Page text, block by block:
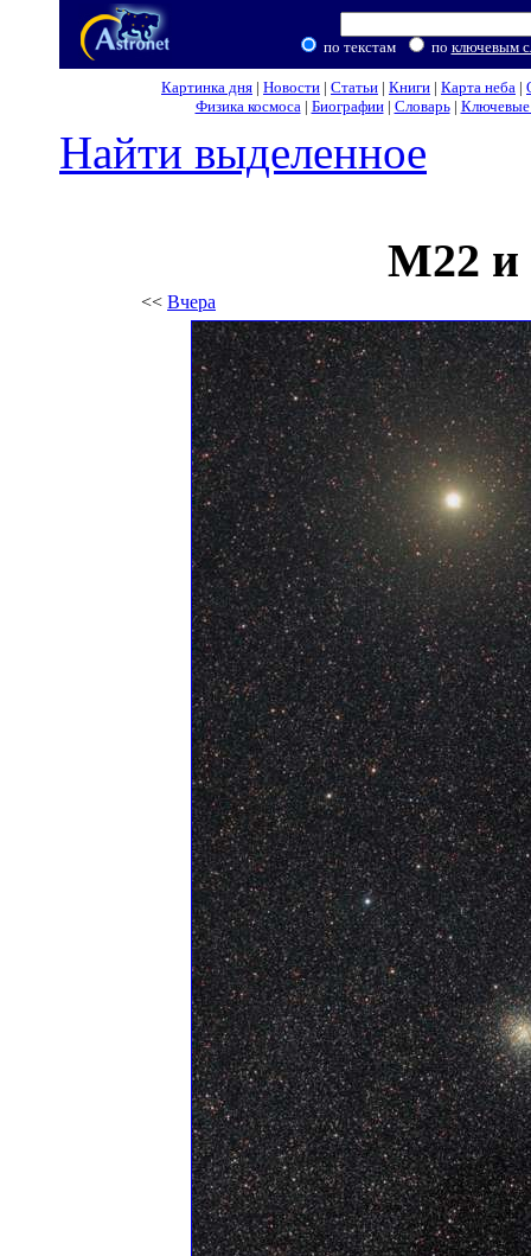
по текстам по ключевым
Картинка дня | Новости | Статьи | Книги | Карта неба |
Физика космоса| Биографии| Словарь| Ключевые
Найти выделенное
M22
<< Вчера